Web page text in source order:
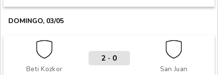
DOMINGO, 03/05
Beti Kozkor San Juan
2 - 0